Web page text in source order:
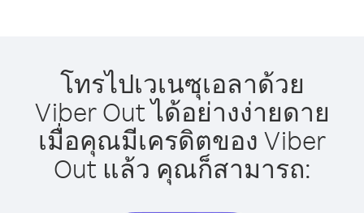
โทรไปเวเนซุเอลาด้วย
Viber Out ได้อย่างง่ายดาย
เมื่อคุณมีเครดิตของ Viber
Out แล้ว คุณก็สามารถ: